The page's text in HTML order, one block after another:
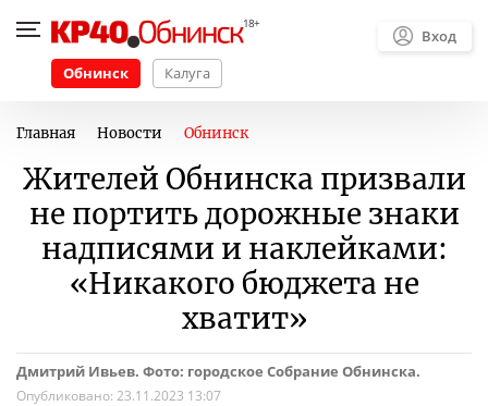
Обнинск Калуга
Вход
Главная Новости Обнинск
Жителей Обнинска призвали
не портить дорожные знаки
надписями и наклейками:
«Никакого бюджета не
хватит»
Дмитрий Ивьев. Фото: городское Собрание Обнинска.
Опубликовано: 23.11.2023 13:07